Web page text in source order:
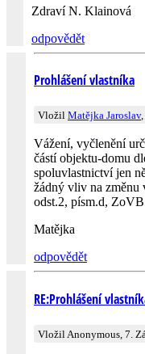
Zdraví N. Klainová
odpovědět
Prohlášení vlastníka
Vložil Matějka Jaroslav
Vážení, vyčlenění
částí objektu-domu
spoluvlastnictví jen
žádný vliv na změnu
odst.2, písm.d,
Matějka
odpovědět
RE:Prohlášení
Vložil Anonymous, 7.